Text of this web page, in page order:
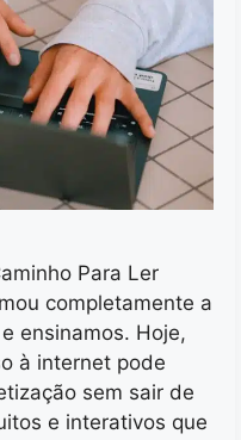
Para Ler
completamente a
ensinamos. Hoje,
à internet pode
sem sair de
e interativos que